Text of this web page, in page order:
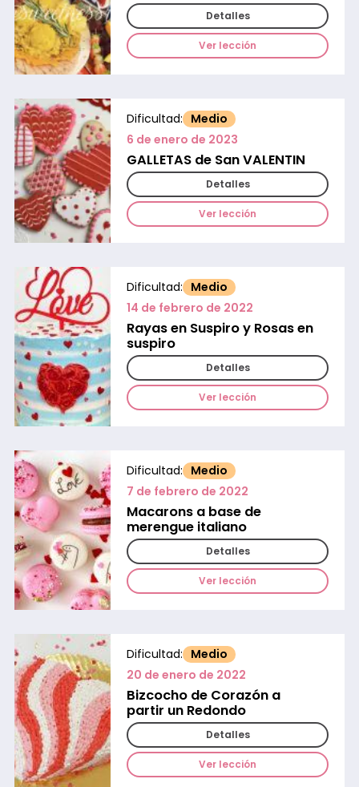
Detalles
Ver lección
Dificultad: Medio
6 de enero de 2023
GALLETAS de San VALENTIN
Detalles
Ver lección
Dificultad: Medio
14 de febrero de 2022
Rayas en Suspiro y Rosas en
suspiro
Detalles
Ver lección
Dificultad: Medio
7 de febrero de 2022
Macarons a base de
merengue italiano
Detalles
Ver lección
Dificultad: Medio
20 de enero de 2022
Bizcocho de Corazón a
partir un Redondo
Detalles
Ver lección